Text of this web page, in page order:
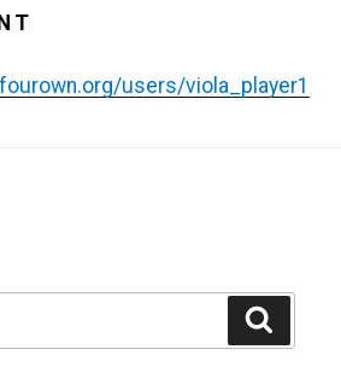
users/viola_player1